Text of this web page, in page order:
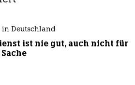
Deutschland
ist nie gut, auch nicht für